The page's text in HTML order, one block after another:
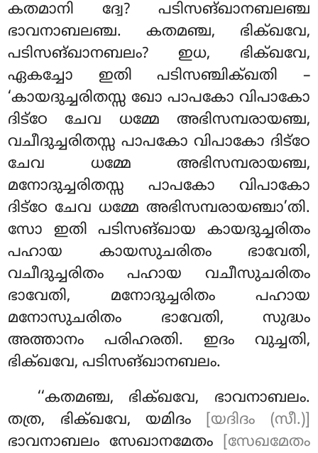
കതമാനി ദ്വേ? പടിസങ്ഖാനബലഞ്ച
ഭാവനാബലഞ്ച. കതമഞ്ച, ഭിക്ഖവേ,
പടിസങ്ഖാനബലം? ഇധ, ഭിക്ഖവേ,
ഏകച്ചോ ഇതി പടിസഞ്ചിക്ഖതി –
‘കായദുച്ചരിതസ്സ ഖോ പാപകോ വിപാകോ
ദിട്ഠേ ചേവ ധമ്മേ അഭിസമ്പരായഞ്ച,
വചീദുച്ചരിതസ്സ പാപകോ വിപാകോ ദിട്ഠേ
ചേവ ധമ്മേ അഭിസമ്പരായഞ്ച,
മനോദുച്ചരിതസ്സ പാപകോ വിപാകോ
ദിട്ഠേ ചേവ ധമ്മേ അഭിസമ്പരായഞ്ചാ’തി.
സോ ഇതി പടിസങ്ഖായ കായദുച്ചരിതം
പഹായ കായസുചരിതം ഭാവേതി,
വചീദുച്ചരിതം പഹായ വചീസുചരിതം
ഭാവേതി, മനോദുച്ചരിതം പഹായ
മനോസുചരിതം ഭാവേതി, സുദ്ധം
അത്താനം പരിഹരതി. ഇദം വുച്ചതി,
ഭിക്ഖവേ, പടിസങ്ഖാനബലം.
‘‘കതമഞ്ച, ഭിക്ഖവേ, ഭാവനാബലം.
തത്ര, ഭിക്ഖവേ, യമിദം
[യദിദം (സീ.)]
ഭാവനാബലം സേഖാനമേതം
[സേഖമേതം